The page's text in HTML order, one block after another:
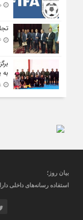
۳۰ خرداد ۱۴۰۵ - ۲۰:۲۴
۰۶ اسفند ۱۴۰۴ - ۲۱:۴۱
بیان روز ؛
استفاده رسانه‌های داخلی